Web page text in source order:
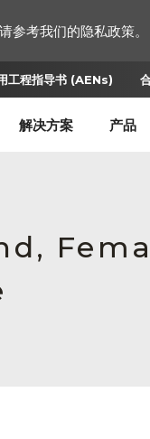
工程指导书 (AENs)
解决方案 产品
考我们的隐私政策。